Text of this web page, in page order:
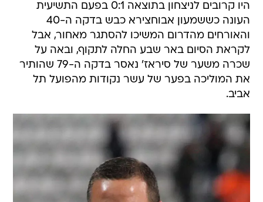
היו קרובים לניצחון בתוצאה 0:1 בפעם התשיעית
העונה כששמעון אבוחצירא כבש בדקה ה-40
והאורחים מהדרום המשיכו להסתגר מאחור, אבל
לקראת הסיום באר שבע החלה לתקוף, ובאה על
שכרה משער של סיראז' נאסר בדקה ה-79 שהותיר
את המוליכה בפער של עשר נקודות מהפועל תל
אביב.